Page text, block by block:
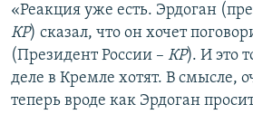
«Реакция уже есть. Эрдоган
КР) сказал, что он хочет
(Президент России – КР). И это
деле в Кремле хотят. В смысле,
теперь вроде как Эрдоган